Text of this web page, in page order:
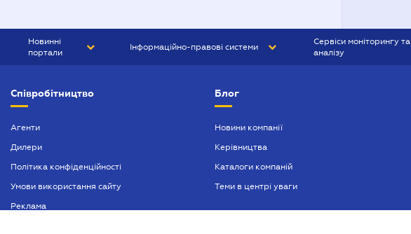
Новинні
портали
БІЗНЕС
Інформаційно-правові системи
БУХГАЛТЕР ПРОФ
Сервіси моніторингу та
аналізу
Співробітництво
Агенти
Дилери
Політика конфіденційності
Умови використання сайту
Реклама
Блог
Новини компанії
Керівництва
Каталоги компаній
Теми в центрі уваги